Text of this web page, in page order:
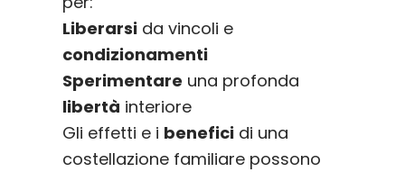
Liberarsida vincoli e
condizionamenti
Sperimentare una profonda
libertà interiore
Gli effetti e i beneficidi una
costellazione familiare possono